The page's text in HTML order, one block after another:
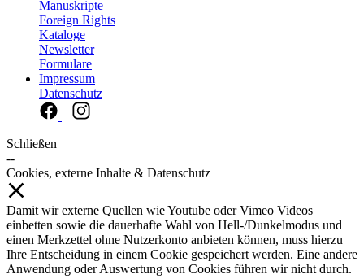
Manuskripte
Foreign Rights
Kataloge
Newsletter
Formulare
Impressum
Datenschutz
Schließen
--
Cookies, externe Inhalte & Datenschutz
Damit wir externe Quellen wie Youtube oder Vimeo Videos
einbetten sowie die dauerhafte Wahl von Hell-/Dunkelmodus und
einen Merkzettel ohne Nutzerkonto anbieten können, muss hierzu
Ihre Entscheidung in einem Cookie gespeichert werden. Eine andere
Anwendung oder Auswertung von Cookies führen wir nicht durch.